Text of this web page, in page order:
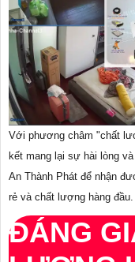
Với phương châm "chất
kết mang lại sự hài lòng
An Thành Phát để nhận
rẻ và chất lượng hàng đầu.
ĐÁNG